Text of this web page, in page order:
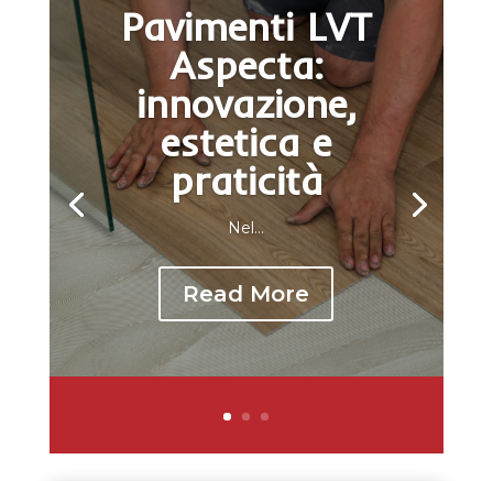
Pavimenti LVT
Aspecta:
innovazione,
estetica e
praticità
Nel...
Read More